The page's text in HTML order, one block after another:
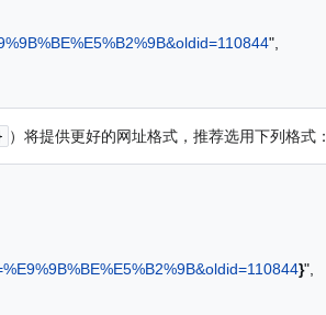
",
）将提供更好的网址格式，推荐选用下列格式：
}",